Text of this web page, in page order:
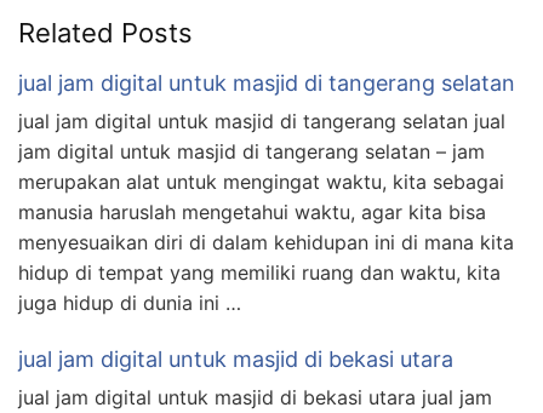
Related Posts
jual jam digital untuk masjid di tangerang selatan
jual jam digital untuk masjid di tangerang selatan jual
jam digital untuk masjid di tangerang selatan – jam
merupakan alat untuk mengingat waktu, kita sebagai
manusia haruslah mengetahui waktu, agar kita bisa
menyesuaikan diri di dalam kehidupan ini di mana kita
hidup di tempat yang memiliki ruang dan waktu, kita
juga hidup di dunia ini …
jual jam digital untuk masjid di bekasi utara
jual jam digital untuk masjid di bekasi utara jual jam